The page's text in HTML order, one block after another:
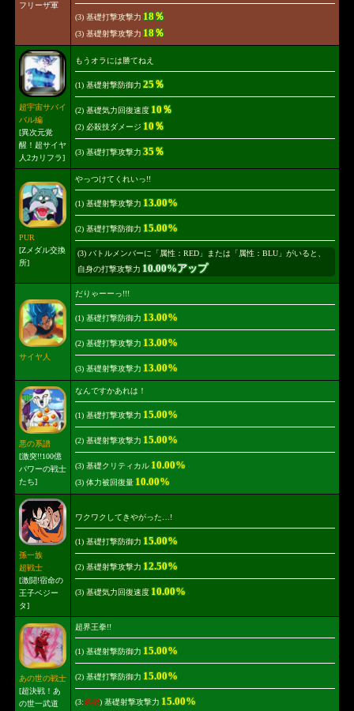
フリーザ軍
(3) 基礎打撃攻撃力 18％
(3) 基礎射撃攻撃力 18％
超宇宙サバイ
バル編
[異次元覚
醒！超サイヤ
人2カリフラ]
もうオラには勝てねえ
(1) 基礎射撃防御力 25％
(2) 基礎気力回復速度10％
(2) 必殺技ダメージ 10％
(3) 基礎打撃攻撃力 35％
PUR
[Zメダル交換
所]
やっつけてくれいっ!!
(1) 基礎射撃攻撃力 13.00%
(2) 基礎打撃防御力 15.00%
(3) バトルメンバーに「属性：RED」または「属性：BLU」がいると、
自身の打撃攻撃力 10.00%アップ
サイヤ人
だりゃーーっ!!!
(1) 基礎打撃防御力 13.00%
(2) 基礎打撃攻撃力 13.00%
(3) 基礎射撃攻撃力 13.00%
悪の系譜
[激突!!100億
パワーの戦士
たち]
なんですかあれは！
(1) 基礎打撃攻撃力 15.00%
(2) 基礎射撃攻撃力 15.00%
(3) 基礎クリティカル 10.00%
(3) 体力被回復量 10.00%
孫一族
超戦士
[激闘!宿命の
王子ベジー
タ]
ワクワクしてきやがった…!
(1) 基礎打撃防御力 15.00%
(2) 基礎射撃攻撃力 12.50%
(3) 基礎気力回復速度10.00%
あの世の戦士
[超決戦！あ
の世一武道
超界王拳!!
(1) 基礎射撃防御力 15.00%
(2) 基礎打撃防御力 15.00%
(3:選択) 基礎射撃攻撃力 15.00%